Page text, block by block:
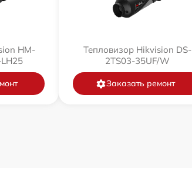
HM-
Тепловизор Hikvision DS-
2TS03-35UF/W
Заказать ремонт